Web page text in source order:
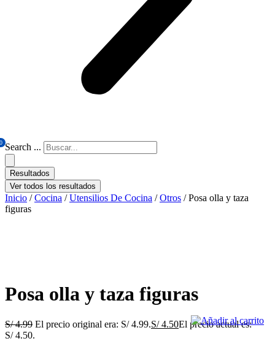
0 Search ...
Resultados
Ver todos los resultados
Inicio /Cocina /Utensilios De Cocina /Otros / Posa olla y taza
figuras
Posa olla y taza figuras
S/4.99 El precio original era: S/ 4.99.S/4.50El precio actual es:
S/ 4.50.